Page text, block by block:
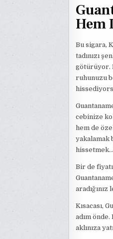
Hem
Bu sigara,
tadınızı
götürüyor.
ruhunuzu
cebinize
hem de
yakalamak
Bir de
Kısacası,
adım
aklınıza